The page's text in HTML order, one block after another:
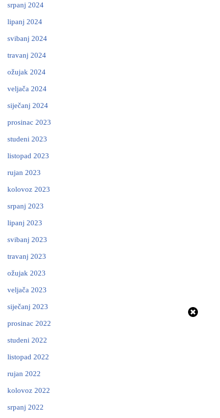
srpanj 2024
lipanj 2024
svibanj 2024
travanj 2024
ožujak 2024
veljača 2024
siječanj 2024
prosinac 2023
studeni 2023
listopad 2023
rujan 2023
kolovoz 2023
srpanj 2023
lipanj 2023
svibanj 2023
travanj 2023
ožujak 2023
veljača 2023
siječanj 2023
prosinac 2022
studeni 2022
listopad 2022
rujan 2022
kolovoz 2022
srpanj 2022